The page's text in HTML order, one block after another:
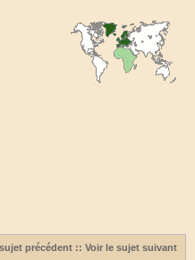
précédent :: Voir le sujet suivant